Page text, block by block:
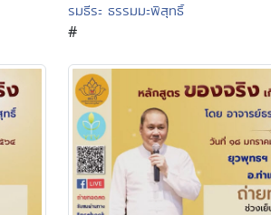
รมธีระ ธรรมมะพิสุทธิ์
#